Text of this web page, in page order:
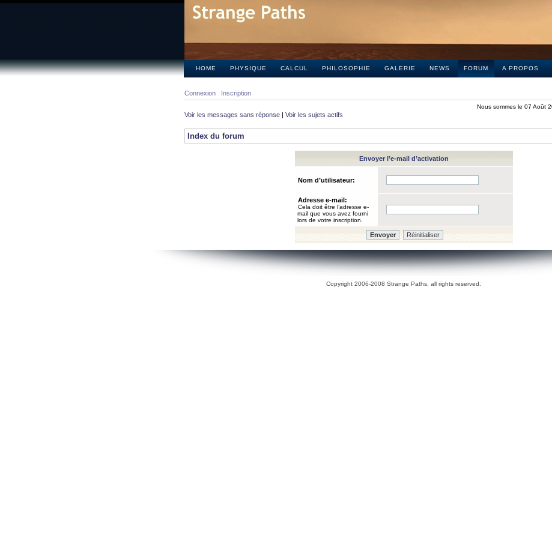
HOME PHYSIQUE CALCUL PHILOSOPHIE GALERIE NEWS FORUM A PROPOS
Connexion Inscription
Nous sommes le 07 Août
Voir les messages sans réponse | Voir les sujets actifs
Index du forum
Envoyer l’e-mail d’activation
Nom d’utilisateur:
Adresse e-mail:
Cela doit être l’adresse e-
mail que vous avez fourni
lors de votre inscription.
Copyright 2006-2008 Strange Paths, all rights reserved.